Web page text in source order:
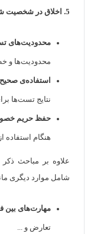
5. اخلاق در شخصیت شناسی:
محدودیت‌های
محدودیت‌ها و
استفاده‌ی
نتایج تست‌ها
حفظ حریم
هنگام
علاوه بر مباحث
شامل موارد دیگری
مهارت‌های بین
تعارض و ...